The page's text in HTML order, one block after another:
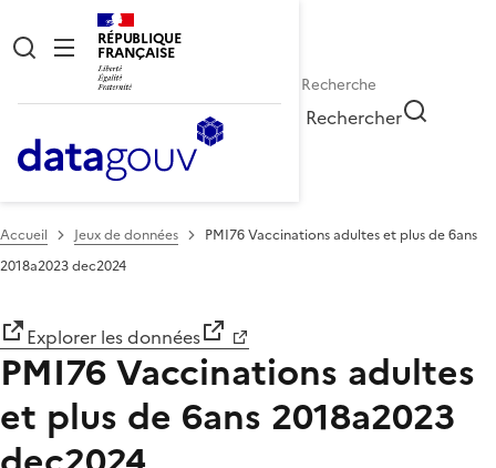
RÉPUBLIQUE
FRANÇAISE
Rechercher
Accueil Jeux de données
PMI76 Vaccinations adultes et plus de 6ans
2018a2023 dec2024
Explorer les données
PMI76 Vaccinations adultes
et plus de 6ans 2018a2023